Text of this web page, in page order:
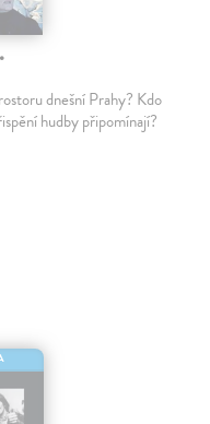
dnešní Prahy? Kdo
hudby připomínají?